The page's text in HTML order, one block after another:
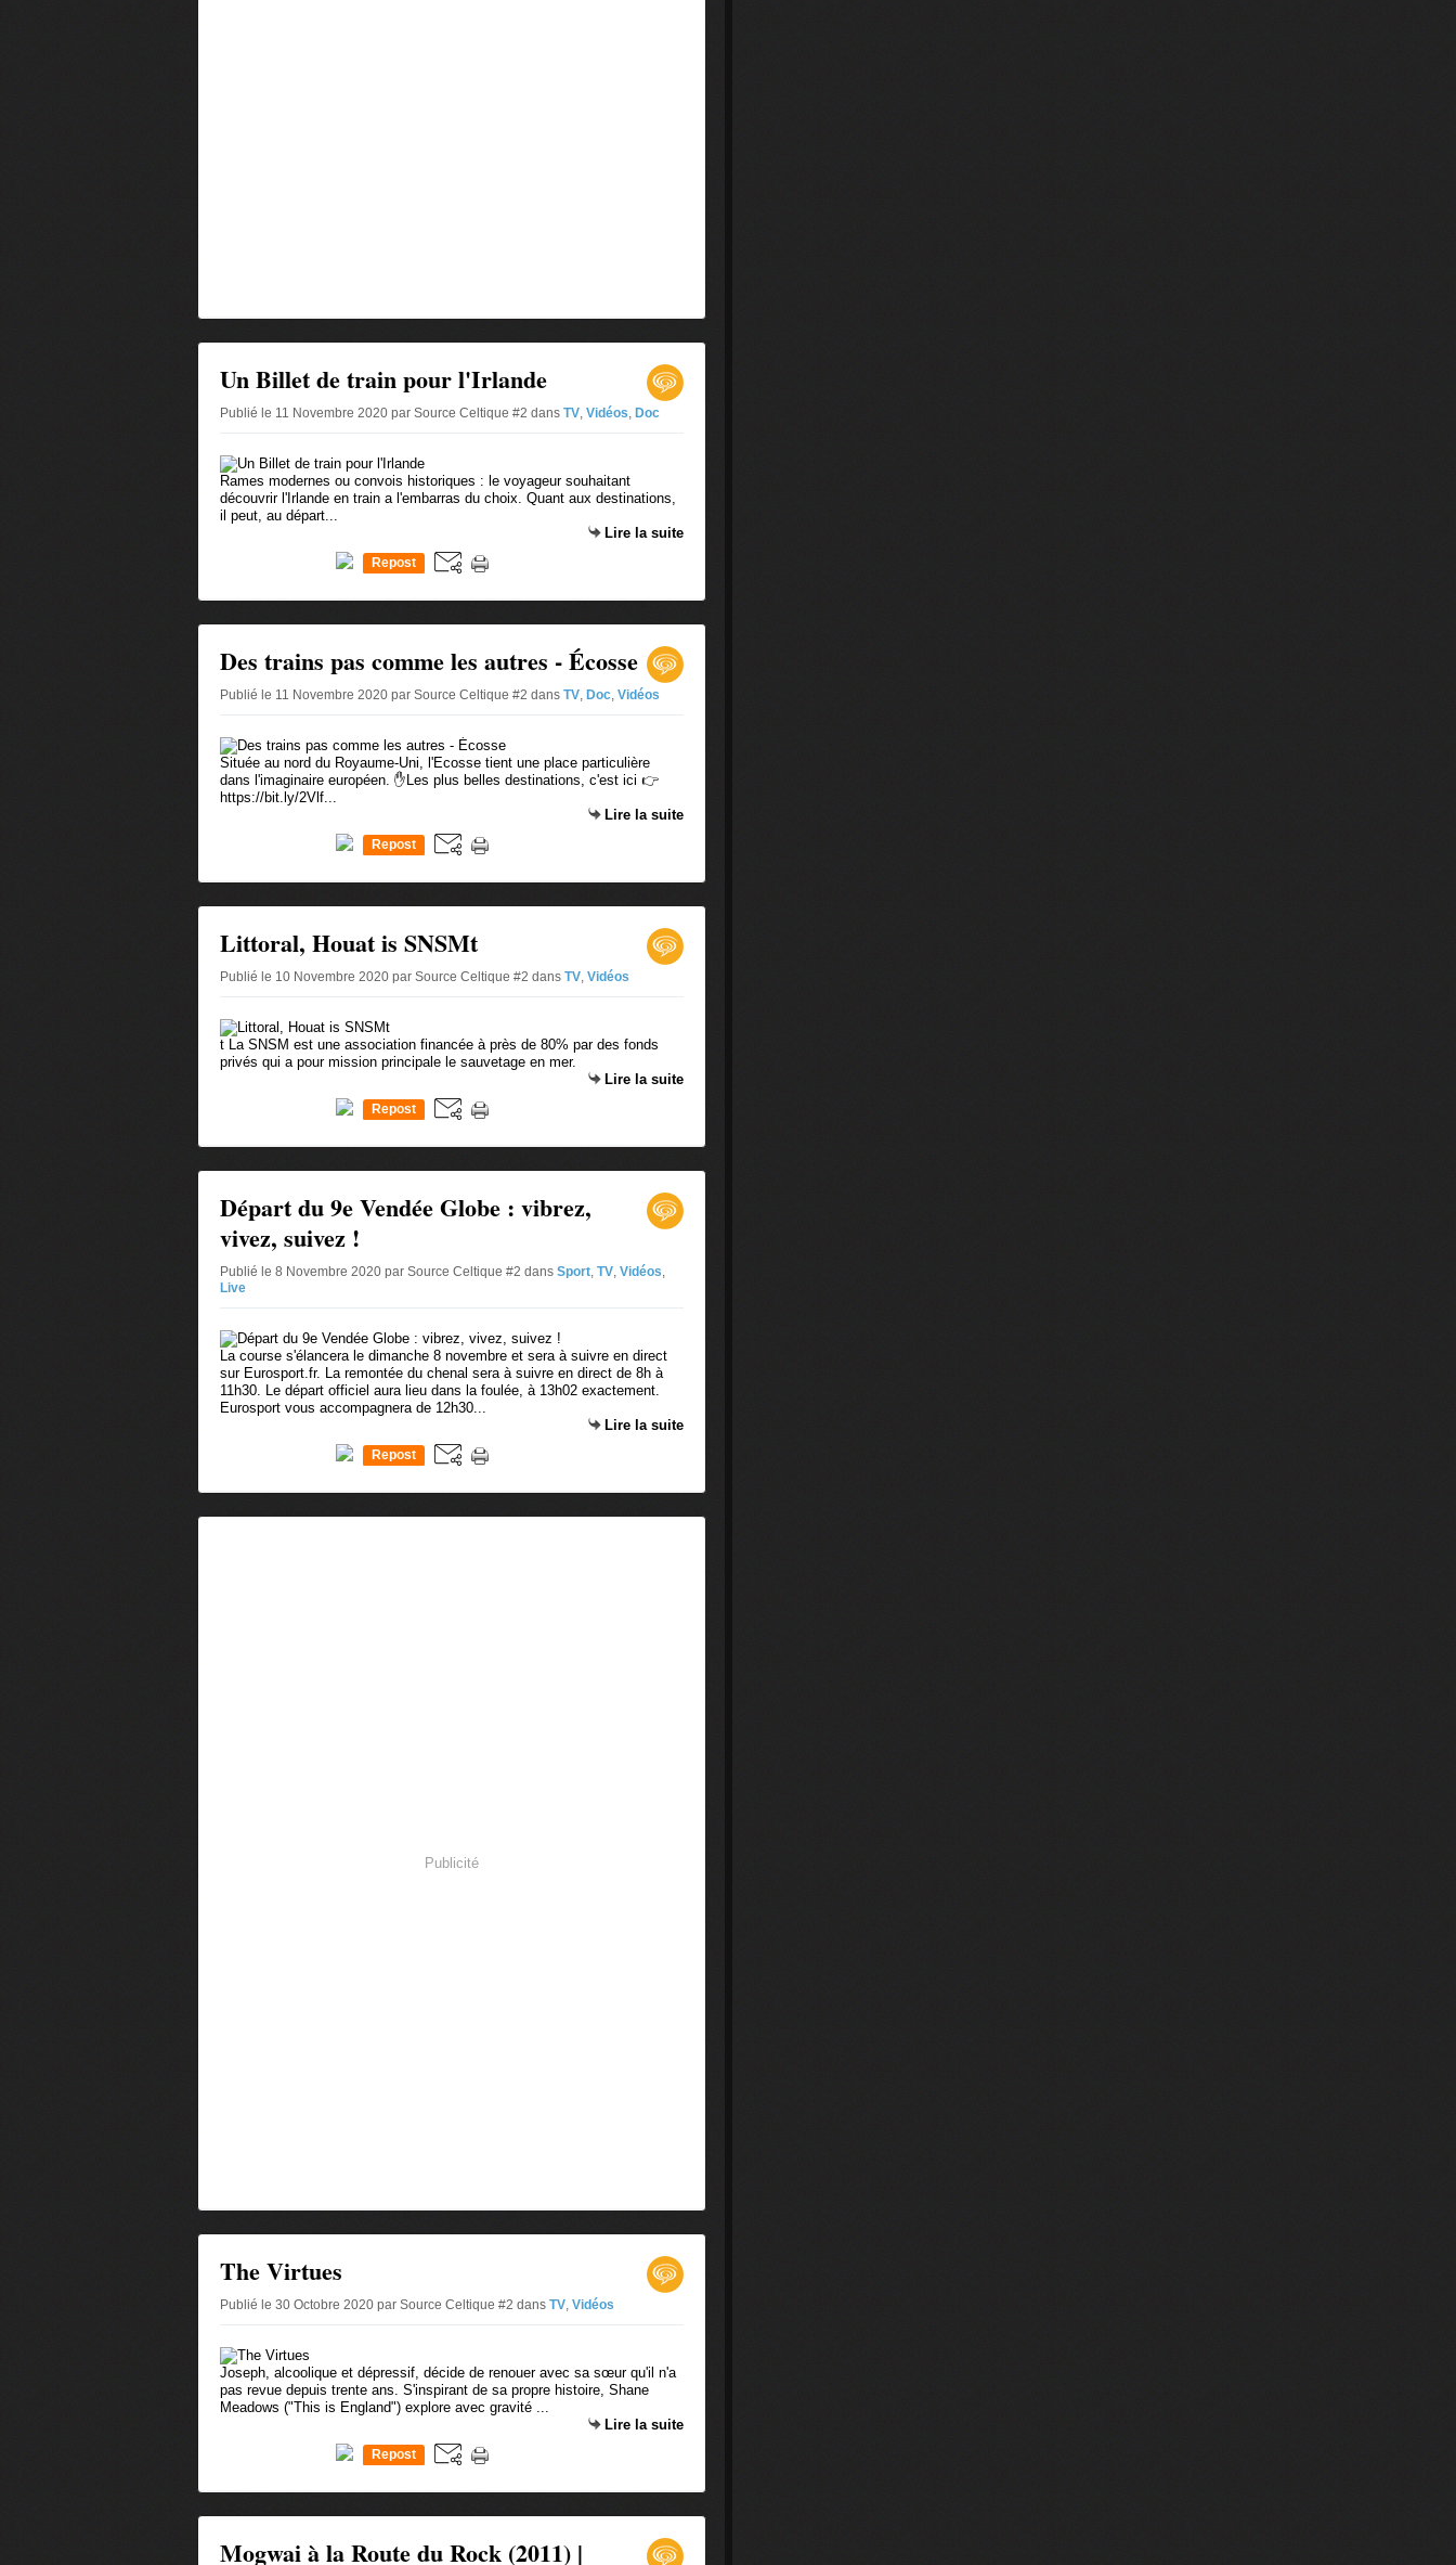
Un Billet de train pour l'Irlande
Publié le 11 Novembre 2020 par Source Celtique #2 dans TV, Vidéos, Doc
Rames modernes ou convois historiques : le voyageur souhaitant
découvrir l'Irlande en train a l'embarras du choix. Quant aux destinations,
il peut, au départ...
Lire la suite
Repost
Des trains pas comme les autres - Écosse
Publié le 11 Novembre 2020 par Source Celtique #2 dans TV, Doc, Vidéos
Située au nord du Royaume-Uni, l'Ecosse tient une place particulière
dans l'imaginaire européen. ✋Les plus belles destinations, c'est ici 👉
https://bit.ly/2Vlf...
Lire la suite
Repost
Littoral, Houat is SNSMt
Publié le 10 Novembre 2020 par Source Celtique #2 dans TV, Vidéos
t La SNSM est une association financée à près de 80% par des fonds
privés qui a pour mission principale le sauvetage en mer.
Lire la suite
Repost
Départ du 9e Vendée Globe : vibrez,
vivez, suivez !
Publié le 8 Novembre 2020 par Source Celtique #2 dans Sport, TV, Vidéos,
Live
La course s'élancera le dimanche 8 novembre et sera à suivre en direct
sur Eurosport.fr. La remontée du chenal sera à suivre en direct de 8h à
11h30. Le départ officiel aura lieu dans la foulée, à 13h02 exactement.
Eurosport vous accompagnera de 12h30...
Lire la suite
Repost
Publicité
The Virtues
Publié le 30 Octobre 2020 par Source Celtique #2 dans TV, Vidéos
Joseph, alcoolique et dépressif, décide de renouer avec sa sœur qu'il n'a
pas revue depuis trente ans. S'inspirant de sa propre histoire, Shane
Meadows ("This is England") explore avec gravité ...
Lire la suite
Repost
Mogwai à la Route du Rock (2011) |